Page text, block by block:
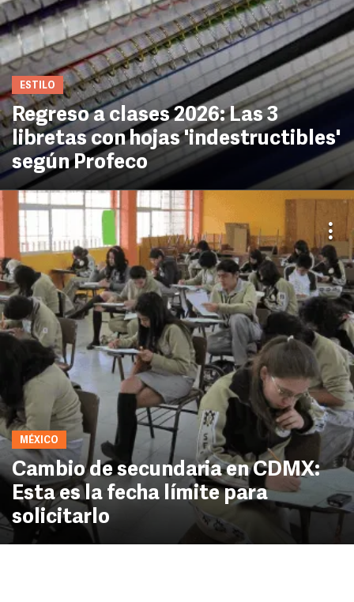
ESTILO
Regreso a clases 2026: Las 3
libretas con hojas 'indestructibles'
según Profeco
MÉXICO
Cambio de secundaria en CDMX:
Esta es la fecha límite para
solicitarlo